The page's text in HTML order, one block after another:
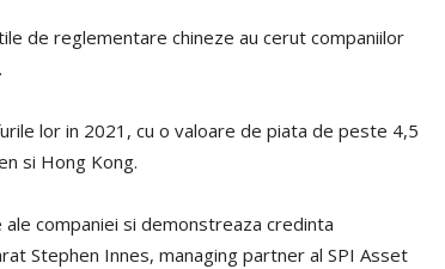
de reglementare chineze au cerut companiilor
lor in 2021, cu o valoare de piata de peste 4,5
si Hong Kong.
companiei si demonstreaza credinta
Stephen Innes, managing partner al SPI Asset